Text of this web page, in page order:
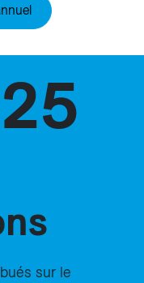
sur le